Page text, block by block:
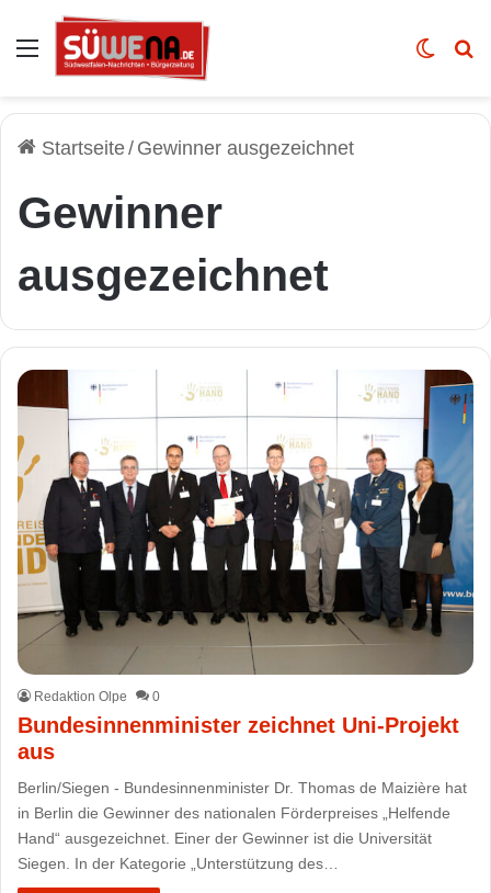
Auswahl Skin
Startseite/ Gewinner ausgezeichnet
Gewinner
ausgezeichnet
Redaktion Olpe 0
Bundesinnenminister zeichnet Uni-Projekt
aus
Berlin/Siegen - Bundesinnenminister Dr. Thomas de Maizière hat
in Berlin die Gewinner des nationalen Förderpreises „Helfende
Hand“ ausgezeichnet. Einer der Gewinner ist die Universität
Siegen. In der Kategorie „Unterstützung des…